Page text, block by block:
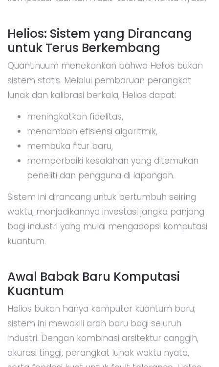
Helios: Sistem yang Dirancang
untuk Terus Berkembang
Quantinuum menekankan bahwa Helios bukan
sistem statis. Melalui pembaruan perangkat
lunak dan kalibrasi berkala, Helios dapat:
meningkatkan fidelitas,
menambah efisiensi algoritmik,
membuka fitur baru,
memperbaiki kesalahan yang ditemukan
peneliti dan pengguna di lapangan.
Sistem ini dirancang untuk bertumbuh seiring
waktu, menjadikannya investasi jangka panjang
bagi industri yang mulai mengadopsi komputasi
kuantum.
Awal Babak Baru Komputasi
Kuantum
Helios bukan hanya komputer kuantum baru;
sistem ini mewakili arah baru bagi seluruh
industri. Dengan kombinasi arsitektur canggih,
akurasi tinggi, perangkat lunak waktu nyata,